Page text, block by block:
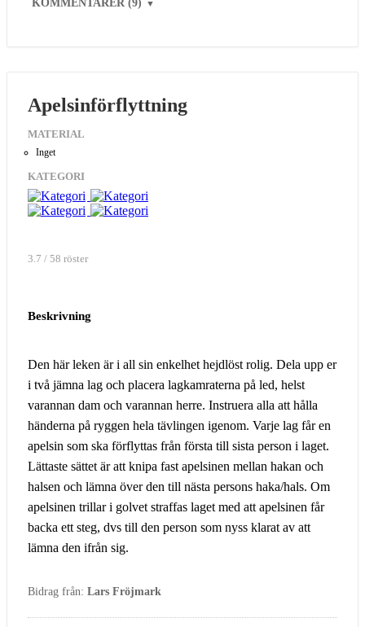
KOMMENTARER (9) ▼
Apelsinförflyttning
MATERIAL
Inget
KATEGORI
3.7 / 58 röster
Beskrivning
Den här leken är i all sin enkelhet hejdlöst rolig. Dela upp er
i två jämna lag och placera lagkamraterna på led, helst
varannan dam och varannan herre. Instruera alla att hålla
händerna på ryggen hela tävlingen igenom. Varje lag får en
apelsin som ska förflyttas från första till sista person i laget.
Lättaste sättet är att knipa fast apelsinen mellan hakan och
halsen och lämna över den till nästa persons haka/hals. Om
apelsinen trillar i golvet straffas laget med att apelsinen får
backa ett steg, dvs till den person som nyss klarat av att
lämna den ifrån sig.
Bidrag från: Lars Fröjmark